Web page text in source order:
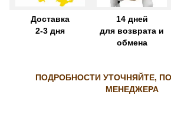
Доставка
2-3 дня
14 дней
для возврата и
обмена
ПОДРОБНОСТИ УТОЧНЯЙТЕ,
МЕНЕДЖЕРА